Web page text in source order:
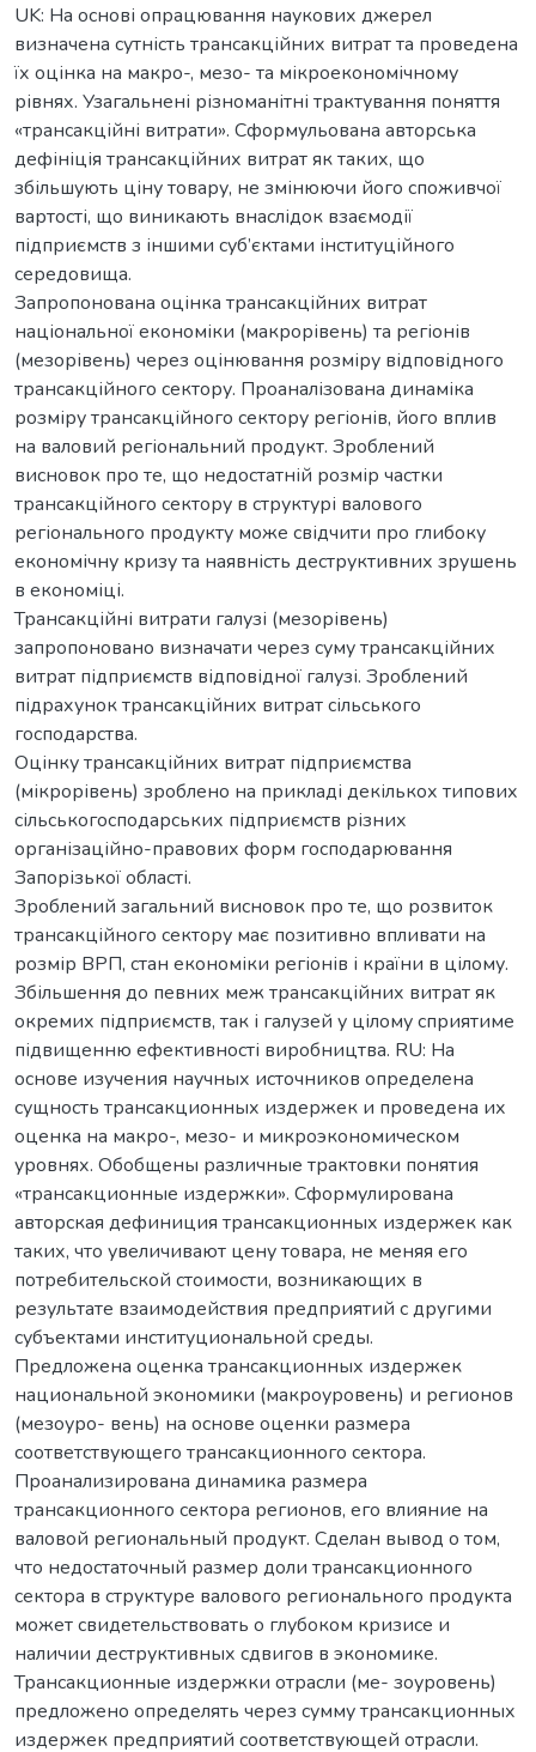
UK: На основі опрацювання наукових джерел
визначена сутність трансакційних витрат та проведена
їх оцінка на макро-, мезо- та мікроекономічному
рівнях. Узагальнені різноманітні трактування поняття
«трансакційні витрати». Сформульована авторська
дефініція трансакційних витрат як таких, що
збільшують ціну товару, не змінюючи його споживчої
вартості, що виникають внаслідок взаємодії
підприємств з іншими суб’єктами інституційного
середовища.
Запропонована оцінка трансакційних витрат
національної економіки (макрорівень) та регіонів
(мезорівень) через оцінювання розміру відповідного
трансакційного сектору. Проаналізована динаміка
розміру трансакційного сектору регіонів, його вплив
на валовий регіональний продукт. Зроблений
висновок про те, що недостатній розмір частки
трансакційного сектору в структурі валового
регіонального продукту може свідчити про глибоку
економічну кризу та наявність деструктивних зрушень
в економіці.
Трансакційні витрати галузі (мезорівень)
запропоновано визначати через суму трансакційних
витрат підприємств відповідної галузі. Зроблений
підрахунок трансакційних витрат сільського
господарства.
Оцінку трансакційних витрат підприємства
(мікрорівень) зроблено на прикладі декількох типових
сільськогосподарських підприємств різних
організаційно-правових форм господарювання
Запорізької області.
Зроблений загальний висновок про те, що розвиток
трансакційного сектору має позитивно впливати на
розмір ВРП, стан економіки регіонів і країни в цілому.
Збільшення до певних меж трансакційних витрат як
окремих підприємств, так і галузей у цілому сприятиме
підвищенню ефективності виробництва. RU: На
основе изучения научных источников определена
сущность трансакционных издержек и проведена их
оценка на макро-, мезо- и микроэкономическом
уровнях. Обобщены различные трактовки понятия
«трансакционные издержки». Сформулирована
авторская дефиниция трансакционных издержек как
таких, что увеличивают цену товара, не меняя его
потребительской стоимости, возникающих в
результате взаимодействия предприятий с другими
субъектами институциональной среды.
Предложена оценка трансакционных издержек
национальной экономики (макроуровень) и регионов
(мезоуро- вень) на основе оценки размера
соответствующего трансакционного сектора.
Проанализирована динамика размера
трансакционного сектора регионов, его влияние на
валовой региональный продукт. Сделан вывод о том,
что недостаточный размер доли трансакционного
сектора в структуре валового регионального продукта
может свидетельствовать о глубоком кризисе и
наличии деструктивных сдвигов в экономике.
Трансакционные издержки отрасли (ме- зоуровень)
предложено определять через сумму трансакционных
издержек предприятий соответствующей отрасли.